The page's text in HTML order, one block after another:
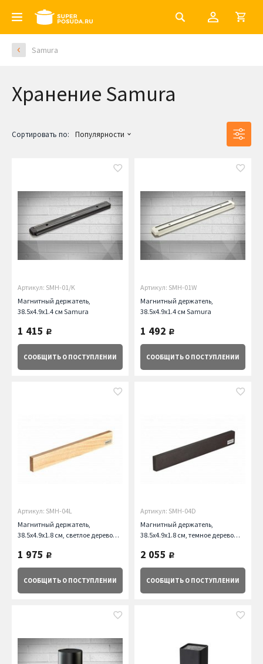
Samura
Хранение Samura
Сортировать по: Популярности
Артикул: SMH-01/K
Магнитный держатель,
38.5х4.9х1.4 см Samura
1 415 руб.
СООБЩИТЬ О ПОСТУПЛЕНИИ
Артикул: SMH-01W
Магнитный держатель,
38.5х4.9х1.4 см Samura
1 492 руб.
СООБЩИТЬ О ПОСТУПЛЕНИИ
Артикул: SMH-04L
Магнитный держатель,
38.5x4.9x1.8 см, светлое дерево
1 975 руб.
СООБЩИТЬ О ПОСТУПЛЕНИИ
Артикул: SMH-04D
Магнитный держатель,
38.5x4.9x1.8 см, темное дерево
2 055 руб.
СООБЩИТЬ О ПОСТУПЛЕНИИ